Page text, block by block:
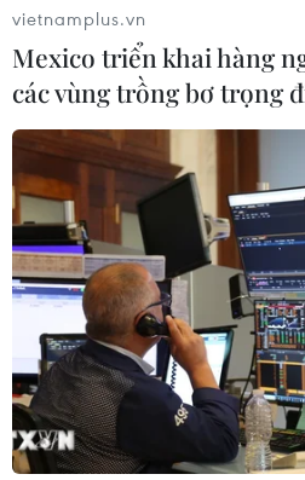
TIN CÙNG CHUYÊN MỤC
Chiến dịch 500 ngày đêm:
thầm viết tiếp hành trình trở
các liệt sỹ
07/08/2026 03:04
Lào Cai khẩn trương tìm
người mất tích do mưa lũ
07/08/2026 03:04
vietnamplus.vn
Mexico triển khai hàng
các vùng trồng bơ trọng